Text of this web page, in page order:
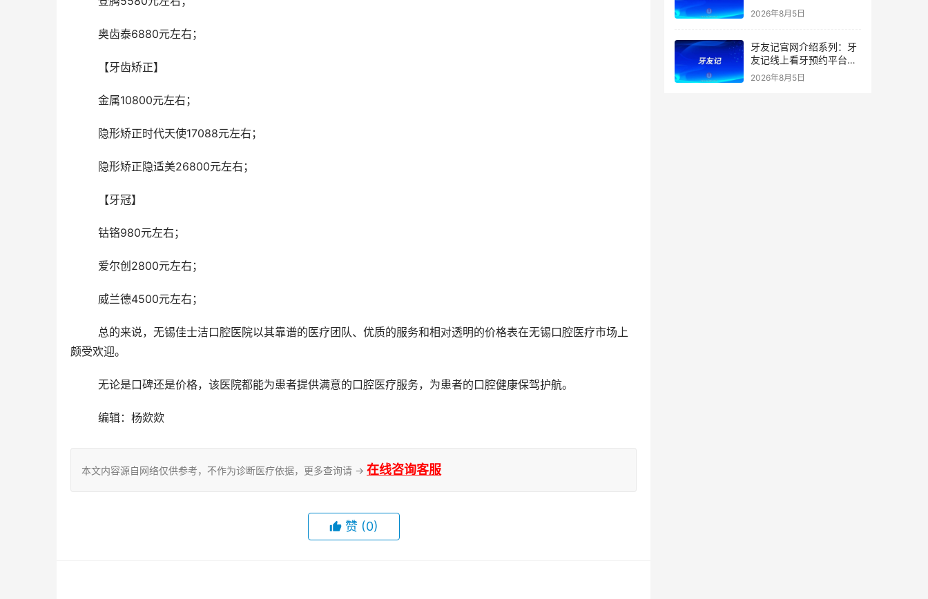
	奥齿泰6880元左右；
	【牙齿矫正】
	金属10800元左右；
	隐形矫正时代天使17088元左右；
	隐形矫正隐适美26800元左右；
	【牙冠】
	钴铬980元左右；
	爱尔创2800元左右；
	威兰德4500元左右；
颇受欢迎。
	无论是口碑还是价格，该医院都能为患者提供满意的口腔医疗服务，为患者的口腔健康保驾护航。
	编辑：杨欻欻
本文内容源自网络仅供参考，不作为诊断医疗依据，更多查询请 → 在线咨询客服
赞 (0)
破口腔行业专业壁垒新手
友好零门槛
2026年8月5日
牙友记官网介绍系列：牙
友记线上看牙预约平台落
地同城就诊经验打破未知
2026年8月5日